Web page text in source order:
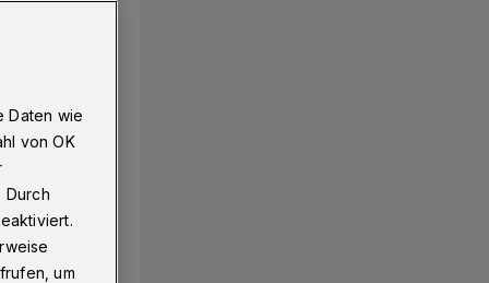
Daten wie
von OK
Durch
um